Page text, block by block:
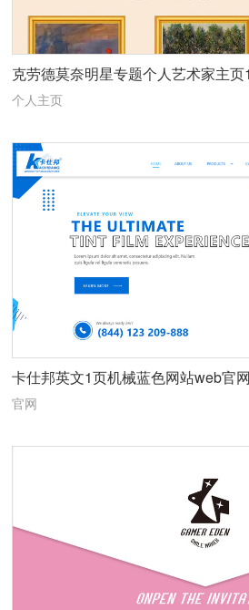
克劳德莫奈明星专题个人艺术家主页
个人主页
卡仕邦英文1页机械蓝色网站web官
官网